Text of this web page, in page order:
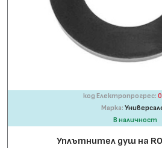
код Електропрогрес:
Марка:
В наличност
Уплътнител душ на